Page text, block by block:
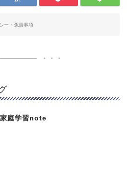
ー・免責事項
家庭学習note